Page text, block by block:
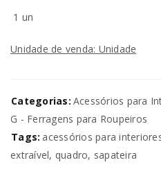
1 un
Unidade de venda: Unidade
Categorias: Acessórios para
G - Ferragens para Roupeiros
Tags: acessórios para
extraível, quadro, sapateira